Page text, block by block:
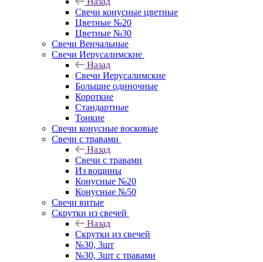
Свечи конусные цветные
Цветные №20
Цветные №30
Свечи Венчальные
Свечи Иерусалимские
Назад
Свечи Иерусалимские
Большие одиночные
Короткие
Стандартные
Тонкие
Свечи конусные восковые
Свечи с травами
Назад
Свечи с травами
Из вощины
Конусные №20
Конусные №50
Свечи витые
Скрутки из свечей
Назад
Скрутки из свечей
№30, 3шт
№30, 3шт с травами